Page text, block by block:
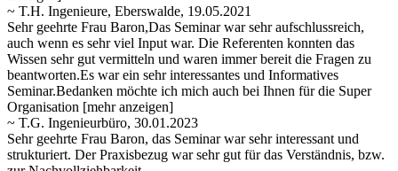
~ T.H. Ingenieure, Eberswalde, 19.05.2021
Sehr geehrte Frau Baron,Das Seminar war sehr aufschlussreich,
auch wenn es sehr viel Input war. Die Referenten konnten das
Wissen sehr gut vermitteln und waren immer bereit die Fragen zu
beantworten.Es war ein sehr interessantes und Informatives
Seminar.Bedanken möchte ich mich auch bei Ihnen für die Super
Organisation [mehr anzeigen]
~ T.G. Ingenieurbüro, 30.01.2023
Sehr geehrte Frau Baron, das Seminar war sehr interessant und
strukturiert. Der Praxisbezug war sehr gut für das Verständnis, bzw.